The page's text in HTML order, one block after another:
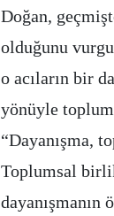
Doğan,
olduğunu
o acıların bir
yönüyle
“Dayanışma,
Toplumsal